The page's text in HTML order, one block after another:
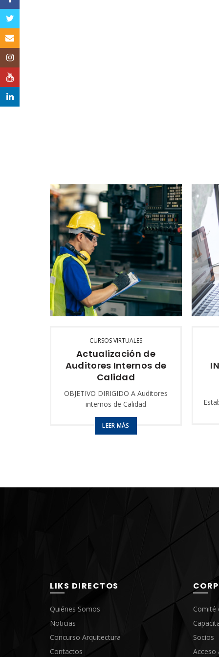
CURSOS VIRTUALES
Actualización de
Auditores Internos de
Calidad
OBJETIVO DIRIGIDO A Auditores
internos de Calidad
LEER MÁS
LIKS DIRECTOS
Quiénes Somos
Noticias
Concurso Arquitectura
Contactos
Comité
Socios
Acceso